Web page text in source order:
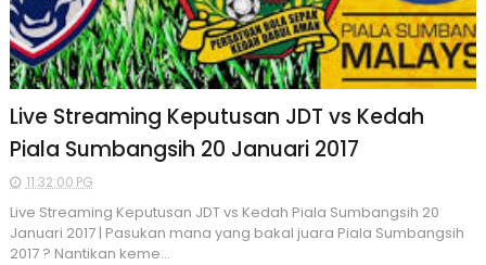
Live Streaming Keputusan JDT vs Kedah
Piala Sumbangsih 20 Januari 2017
11:32:00 PG
Live Streaming Keputusan JDT vs Kedah Piala Sumbangsih 20
Januari 2017 | Pasukan mana yang bakal juara Piala Sumbangsih
2017 ? Nantikan keme...